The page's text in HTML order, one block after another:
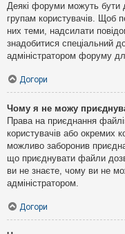
Деякі форуми можуть бути
групам користувачів. Щоб
них теми, надсилати
знадобитися спеціальний
адміністратором форуму
Догори
Чому я не можу
Права на приєднання
користувачів або окремих
можливо заборонив
що приєднувати файли
ви не знаєте, чому ви не
адміністратором.
Догори